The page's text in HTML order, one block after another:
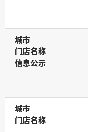
城市
城市
门店名称
门店名称
信息公示
信息公示
城市
城市
门店名称
门店名称